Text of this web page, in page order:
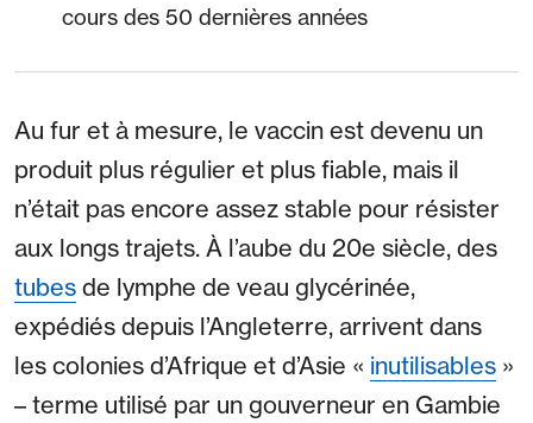
cours des 50 dernières années
Au fur et à mesure, le vaccin est devenu un
produit plus régulier et plus fiable, mais il
n’était pas encore assez stable pour résister
aux longs trajets. À l’aube du 20e siècle, des
tubes de lymphe de veau glycérinée,
expédiés depuis l’Angleterre, arrivent dans
les colonies d’Afrique et d’Asie « inutilisables »
– terme utilisé par un gouverneur en Gambie